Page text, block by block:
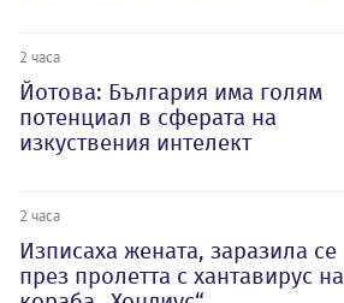
2 часа
Йотова: България има голям
потенциал в сферата на
изкуствения интелект
2 часа
Изписаха жената, заразила се
през пролетта с хантавирус на